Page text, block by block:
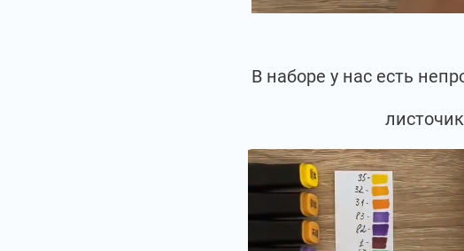
В наборе у нас есть